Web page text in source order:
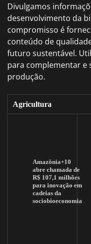
Divulgamos
desenvolvimento da
compromisso é
conteúdo de
futuro sustentável.
para complementar e
produção.
Agricultura
Amazônia+10
abre chamada de
R$ 107,1 milhões
para inovação em
cadeias da
sociobioeconomia